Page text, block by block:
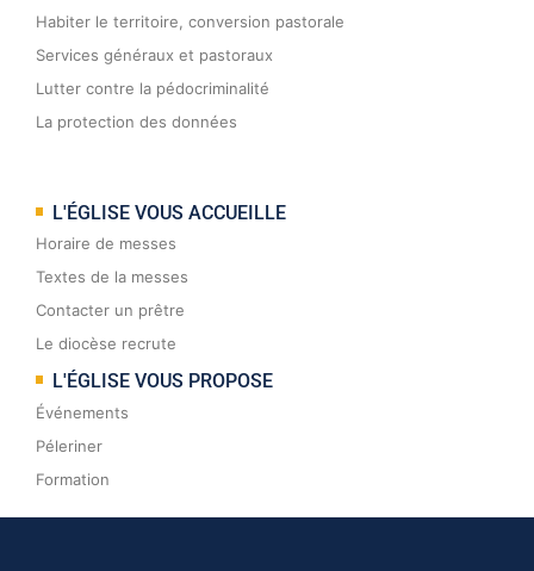
Habiter le territoire, conversion pastorale
Services généraux et pastoraux
Lutter contre la pédocriminalité
La protection des données
L'ÉGLISE VOUS ACCUEILLE
Horaire de messes
Textes de la messes
Contacter un prêtre
Le diocèse recrute
L'ÉGLISE VOUS PROPOSE
Événements
Péleriner
Formation